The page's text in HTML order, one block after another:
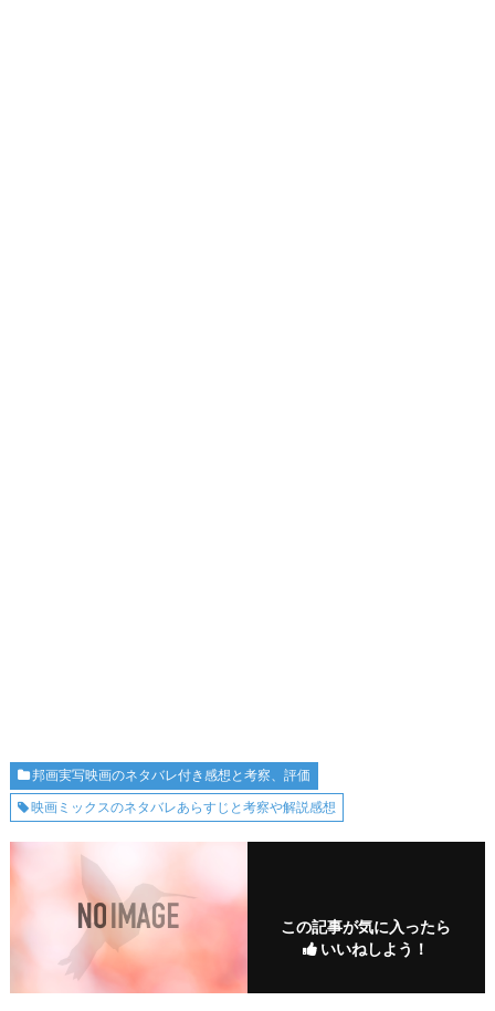
邦画実写映画のネタバレ付き感想と考察、評価
映画ミックスのネタバレあらすじと考察や解説感想
この記事が気に入ったら
いいねしよう！